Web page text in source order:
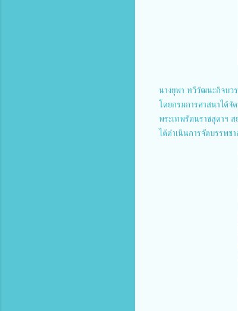
นางยุพา ทวีวัฒนะกิจบว
โดยกรมการศาสนาได้จั
พระเทพรัตนราชสุดาฯ
ได้ดำเนินการจัดบรรพช